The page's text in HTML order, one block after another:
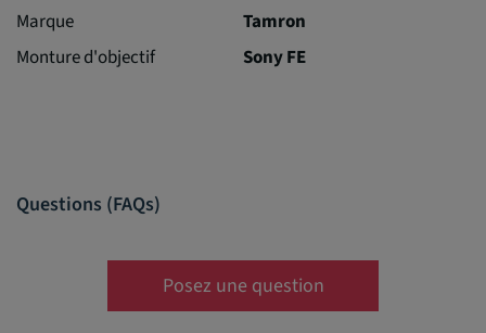
Marque
Tamron
Monture d'objectif
Sony FE
Questions (FAQs)
Posez une question